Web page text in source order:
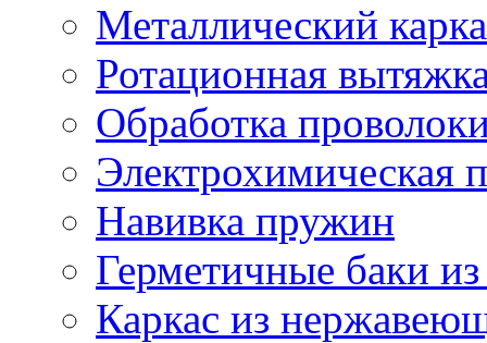
Металлический
Ротационная
Обработка
Электрохимическая
Навивка пружин
Герметичные баки
Каркас из